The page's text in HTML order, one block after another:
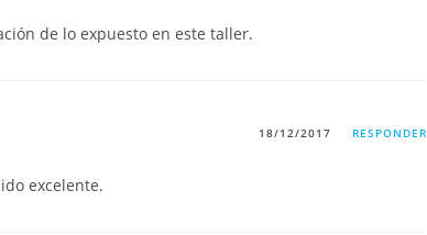
de lo expuesto en este taller.
18/12/2017 RESPONDER
excelente.